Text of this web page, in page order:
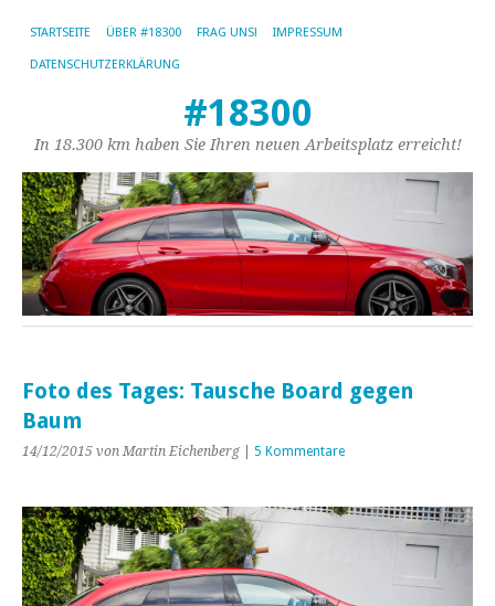
STARTSEITE ÜBER #18300 FRAG UNS! IMPRESSUM
DATENSCHUTZERKLÄRUNG
#18300
In 18.300 km haben Sie Ihren neuen Arbeitsplatz erreicht!
Foto des Tages: Tausche Board gegen
Baum
14/12/2015 von Martin Eichenberg 5 Kommentare